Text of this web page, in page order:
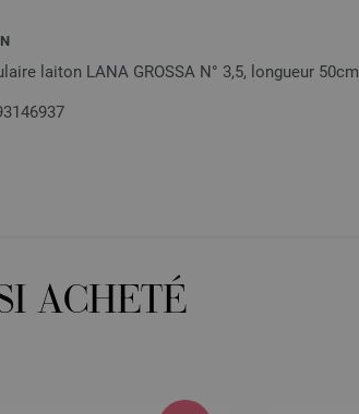
laiton LANA GROSSA N° 3,5, longueur 50cm
ACHETÉ